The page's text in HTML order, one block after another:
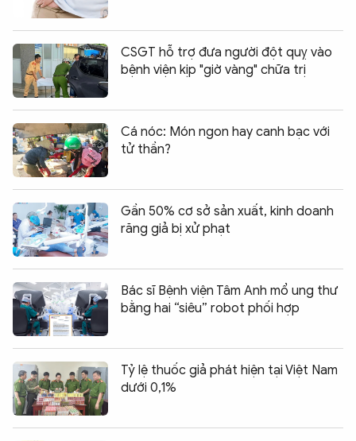
CSGT hỗ trợ đưa người đột quỵ vào
bệnh viện kịp "giờ vàng" chữa trị
Cá nóc: Món ngon hay canh bạc với
tử thần?
Gần 50% cơ sở sản xuất, kinh doanh
răng giả bị xử phạt
Bác sĩ Bệnh viện Tâm Anh mổ ung thư
bằng hai “siêu” robot phối hợp
Tỷ lệ thuốc giả phát hiện tại Việt Nam
dưới 0,1%